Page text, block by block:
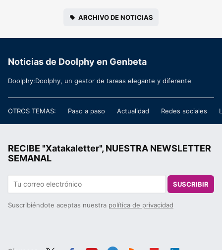
ARCHIVO DE NOTICIAS
Noticias de Doolphy en Genbeta
Doolphy:Doolphy, un gestor de tareas elegante y diferente
OTROS TEMAS: Paso a paso Actualidad Redes sociales
RECIBE "Xatakaletter", NUESTRA NEWSLETTER
SEMANAL
SUSCRIBIR
Suscribiéndote aceptas nuestra política de privacidad